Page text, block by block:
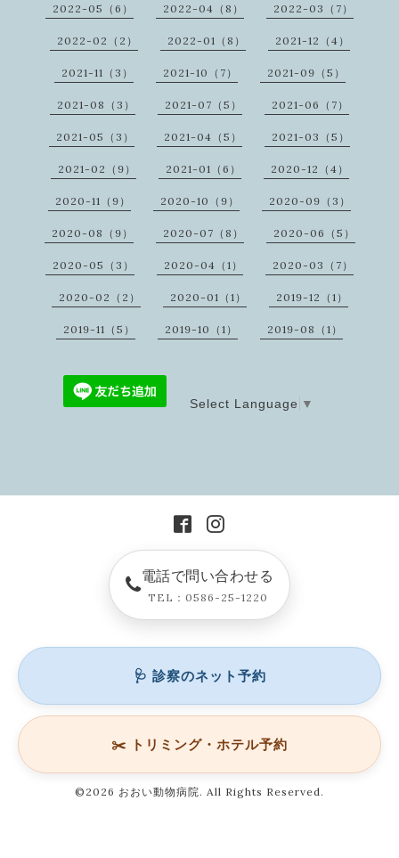
2022-05（6） 2022-04（8） 2022-03（7）
2022-02（2） 2022-01（8） 2021-12（4）
2021-11（3） 2021-10（7） 2021-09（5）
2021-08（3） 2021-07（5） 2021-06（7）
2021-05（3） 2021-04（5） 2021-03（5）
2021-02（9） 2021-01（6） 2020-12（4）
2020-11（9） 2020-10（9） 2020-09（3）
2020-08（9） 2020-07（8） 2020-06（5）
2020-05（3） 2020-04（1） 2020-03（7）
2020-02（2） 2020-01（1） 2019-12（1）
2019-11（5） 2019-10（1） 2019-08（1）
Select Language ▼
電話で問い合わせる
TEL：0586-25-1220
🩺 診察のネット予約
✂️ トリミング・ホテル予約
©2026 おおい動物病院. All Rights Reserved.